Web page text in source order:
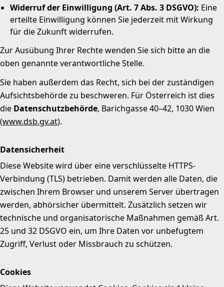
Widerruf der Einwilligung (Art. 7 Abs. 3 DSGVO): Eine
erteilte Einwilligung können Sie jederzeit mit Wirkung
für die Zukunft widerrufen.
Zur Ausübung Ihrer Rechte wenden Sie sich bitte an die
oben genannte verantwortliche Stelle.
Sie haben außerdem das Recht, sich bei der zuständigen
Aufsichtsbehörde zu beschweren. Für Österreich ist dies
die Datenschutzbehörde, Barichgasse 40–42, 1030 Wien
(www.dsb.gv.at).
Datensicherheit
Diese Website wird über eine verschlüsselte HTTPS-
Verbindung (TLS) betrieben. Damit werden alle Daten, die
zwischen Ihrem Browser und unserem Server übertragen
werden, abhörsicher übermittelt. Zusätzlich setzen wir
technische und organisatorische Maßnahmen gemäß Art.
25 und 32 DSGVO ein, um Ihre Daten vor unbefugtem
Zugriff, Verlust oder Missbrauch zu schützen.
Cookies